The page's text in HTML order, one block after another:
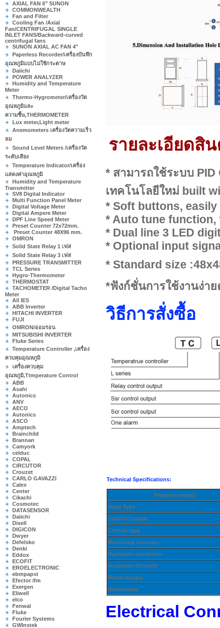
AXIAL FAN 6" SUNON
COMMONWEALTH
Fan and Filter
Cooling Fan /Axial
Fan/CENTRIFUGAL SINGLE
INLET FANS/Backward-curved
centrifugal fans
SUNON AXIAL AC FAN 4"
Paperless Recorder/เครื่องบันทึก
อุณหภูมิแบบไม่ใช้กระดาษ
Daiichi
POWER ANALYZER
Humidity and Temperature
Meter
Thermo-Hygrometer/เครื่องวัด
อุณหภูมิและ
ความชื้น,THERMOMETER
Lux meter,Light meter
Anemometers เครื่องวัดความเร็ว
ลม
Sound Level Meters /เครื่องวัด
ระดับเสียง
Temperature Indicator/เครื่อง
แสดงค่าอุณหภูมิ
Humidity and Temperature
Transmitter
SV8 Digital Indicator
Multi Function Panel Meter
Digital Voltage Meter
Digital Ampere Meter
DPF Line Speed Meter
Preset Counter 72x72mm.
Preset Counter 48X96 mm.
OMRON
Solid State Relay 1 เฟส
Solid State Relay 3 เฟส
PRESSURE TRANSMITTER
TCL Series
Hygro-Thermometer
THERMOSTAT
TACHOMETER /Digital Tacho
Meter
All IES
ABB Inverter
HITACHI INVERTER
FUJI
OMRON/ออมรอน
MITSUBISHI INVERTER
Fluke Series
Temperature Controller ,เครื่อง
ควบคุมอุณหภูมิ
เครื่องควบคุม
อุณหภูมิ,Ttmperature Control
ABB
Asahi
Autonics
ANV
AECO
Autonics
ASCO
Amptech
Brainchild
Brannan
Camyork
celduc
COPAL
CIRCUTOR
Crouzet
CARLO GAVAZZI
Calex
Center
Cikachi
Cosmotec
DATASENSOR
Daiichi
Dixell
DIGICON
Dwyer
Defelsko
Denki
Eddox
ECOFIT
EROELECTRONIC
ebmpapst
Efector ifm
Exergen
Eliwell
elco
Fenwal
Fluke
Fourier Systems
GWInstek
รายละเอียดสิ
* สามารถใช้ระบบ
เทคโนโลยีใหม่ built
* Soft buttons, easily
* Auto tune function,
* Dual line 3 LED
* Optional input
* Standard size
*ฟังก์ชั่นการใช้งานง่า
วิธีการสั่งซื้อ
Technical Specifications:
Property project
Input Type
Control Output
Control type
Measuring accuracy
Operation conditions
Insulation Strength
Power Supply
Dimensions
Electrical